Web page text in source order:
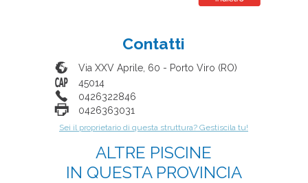
Contatti
Via XXV Aprile, 60 - Porto Viro (RO)
45014
0426322846
0426363031
Sei il proprietario di questa struttura? Gestiscila tu!
ALTRE PISCINE
IN QUESTA PROVINCIA